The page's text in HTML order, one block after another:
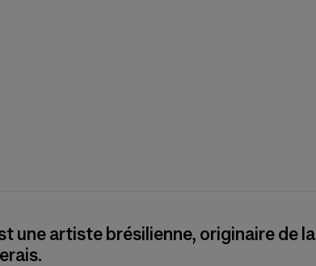
une artiste brésilienne, originaire de la